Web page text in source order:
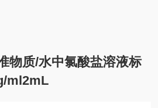
物质/水中氯酸盐溶液标
ml2mL